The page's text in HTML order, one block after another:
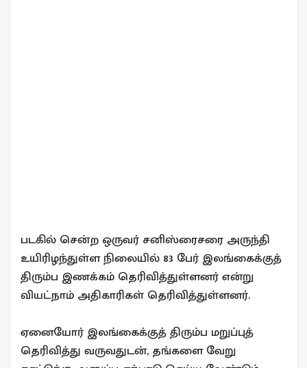
படகில் சென்ற ஒருவர் சனிஸ்ரைசரை அருந்தி
உயிரிழந்துள்ள நிலையில் 83 பேர் இலங்கைக்குத்
திரும்ப இணக்கம் தெரிவித்துள்ளனர் என்று
வியட்நாம் அதிகாரிகள் தெரிவித்துள்ளனர்.
ஏனையோர் இலங்கைக்குத் திரும்ப மறுப்புத்
தெரிவித்து வருவதுடன், தங்களை வேறு